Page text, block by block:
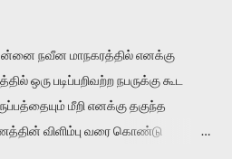
நவீன மாநகரத்தில் எனக்கு
ஒரு படிப்பறிவற்ற நபருக்கு கூட
மீறி எனக்கு தகுந்த
விளிம்பு வரை கொண்டு